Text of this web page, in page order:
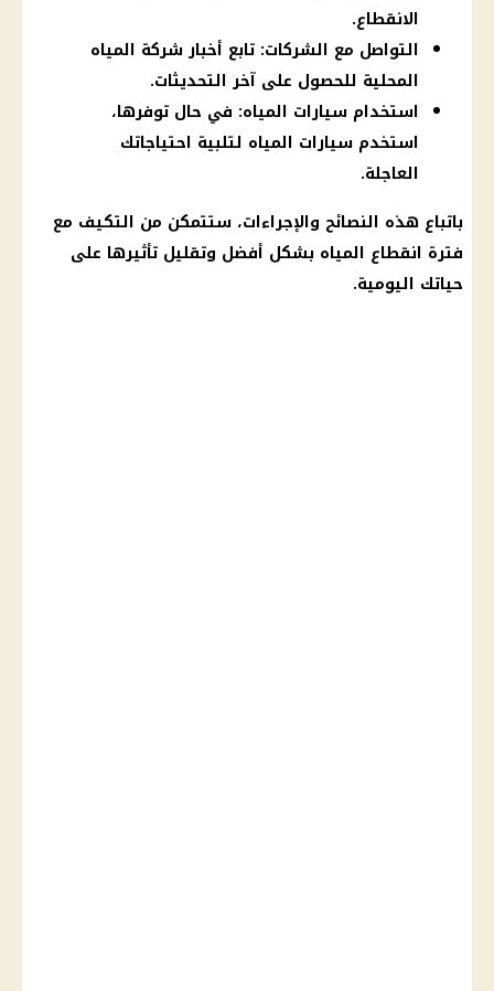
الانقطاع.
التواصل مع الشركات: تابع أخبار شركة المياه
المحلية للحصول على آخر التحديثات.
استخدام سيارات المياه: في حال توفرها،
استخدم سيارات المياه لتلبية احتياجاتك
العاجلة.
باتباع هذه النصائح والإجراءات، ستتمكن من التكيف مع
فترة انقطاع المياه بشكل أفضل وتقليل تأثيرها على
حياتك اليومية.